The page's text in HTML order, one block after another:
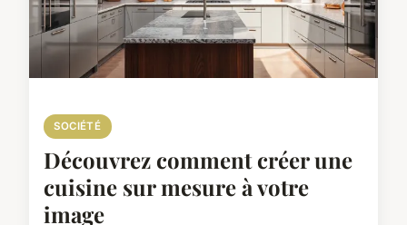
SOCIÉTÉ
Découvrez comment créer une
cuisine sur mesure à votre
image